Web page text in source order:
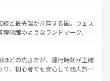
であるランス、プロヴァンスの
ど、多彩な楽しみ方が可能だ。さ
も魅力が溢れており、どの街角に
ぞれで全く異なる文化を体験で
お、新着のフランス情報はコンテンツ一覧
歩いても飽きることがない。ベ
イエルン州のアルプスの絶景、そ
ン畑といった風景は必見。ビール
てほしい。 なお、新着の
一覧を参照してほしい。
統と最先端が共存する国。ウェス
博物館のようなランドマーク、歴
る。また、優雅なアフタヌーン
たまらない英国パブ、サッカー観
できる体験も豊富。イギリスを旅
ほどの広さだが、運行時刻が正確
り、初心者でも安心して個人旅行